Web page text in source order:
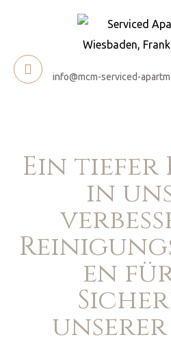
info@mcm-serviced-
Ein tiefer
in
en
unserer